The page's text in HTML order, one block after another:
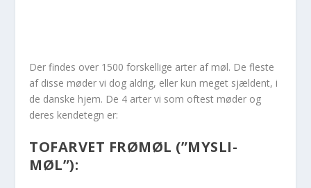
Der findes over 1500 forskellige arter af møl. De fleste
af disse møder vi dog aldrig, eller kun meget sjældent, i
de danske hjem. De 4 arter vi som oftest møder og
deres kendetegn er:
TOFARVET FRØMØL (”MYSLI-
MØL”):